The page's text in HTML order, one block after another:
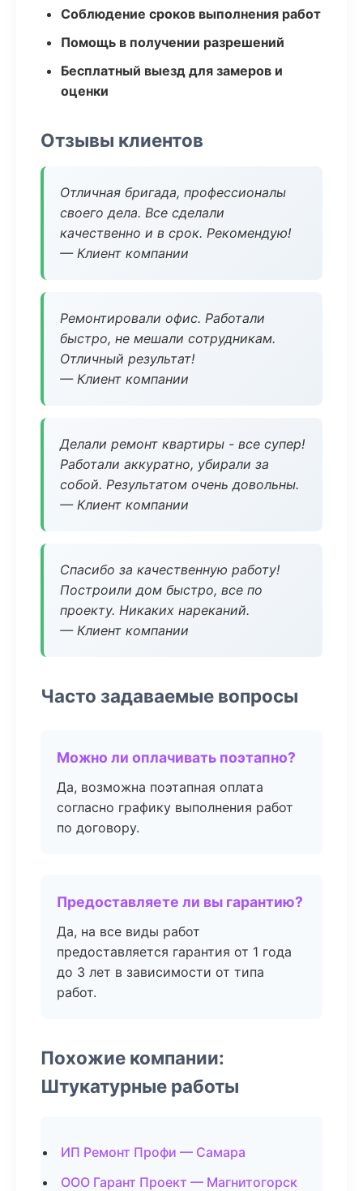
Соблюдение сроков выполнения работ
Помощь в получении разрешений
Бесплатный выезд для замеров и
оценки
Отзывы клиентов
Отличная бригада, профессионалы
своего дела. Все сделали
качественно и в срок. Рекомендую!
— Клиент компании
Ремонтировали офис. Работали
быстро, не мешали сотрудникам.
Отличный результат!
— Клиент компании
Делали ремонт квартиры - все супер!
Работали аккуратно, убирали за
собой. Результатом очень довольны.
— Клиент компании
Спасибо за качественную работу!
Построили дом быстро, все по
проекту. Никаких нареканий.
— Клиент компании
Часто задаваемые вопросы
Можно ли оплачивать поэтапно?
Да, возможна поэтапная оплата
согласно графику выполнения работ
по договору.
Предоставляете ли вы гарантию?
Да, на все виды работ
предоставляется гарантия от 1 года
до 3 лет в зависимости от типа
работ.
Похожие компании:
Штукатурные работы
ИП Ремонт Профи — Самара
ООО Гарант Проект — Магнитогорск